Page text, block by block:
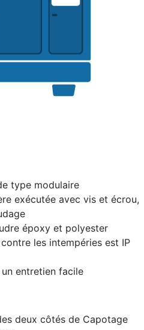
type modulaire
exécutée avec vis et écrou,
époxy et polyester
les intempéries est IP
entretien facile
deux côtés de Capotage